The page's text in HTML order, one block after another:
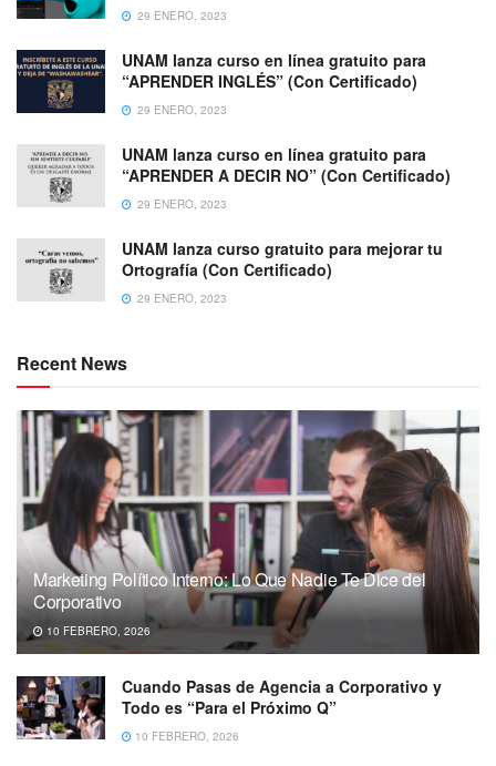
29 ENERO, 2023
UNAM lanza curso en línea gratuito para
“APRENDER INGLÉS” (Con Certificado)
29 ENERO, 2023
UNAM lanza curso en línea gratuito para
“APRENDER A DECIR NO” (Con Certificado)
29 ENERO, 2023
UNAM lanza curso gratuito para mejorar tu
Ortografía (Con Certificado)
29 ENERO, 2023
Recent News
Marketing Político Interno: Lo Que Nadie Te Dice del
Corporativo
10 FEBRERO, 2026
Cuando Pasas de Agencia a Corporativo y
Todo es “Para el Próximo Q”
10 FEBRERO, 2026